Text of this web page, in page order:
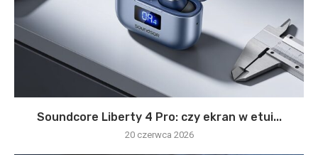
Soundcore Liberty 4 Pro: czy ekran w etui...
20 czerwca 2026